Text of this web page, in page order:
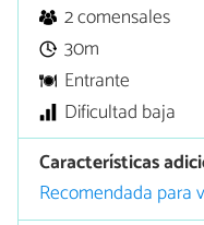
2 comensales
30m
Entrante
Dificultad baja
Características
Recomendada para